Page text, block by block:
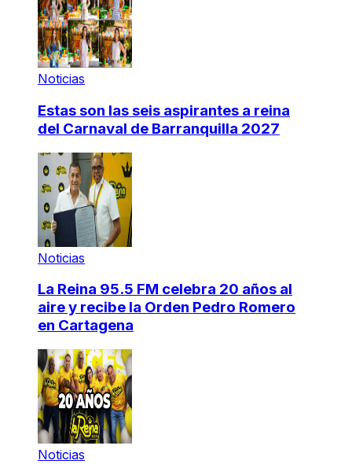
Noticias
Estas son las seis aspirantes a reina
del Carnaval de Barranquilla 2027
Noticias
La Reina 95.5 FM celebra 20 años al
aire y recibe la Orden Pedro Romero
en Cartagena
Noticias